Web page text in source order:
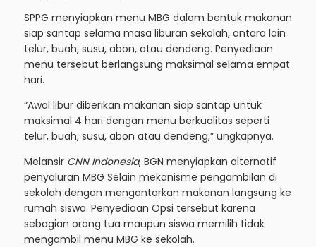
SPPG menyiapkan menu MBG dalam bentuk makanan
siap santap selama masa liburan sekolah, antara lain
telur, buah, susu, abon, atau dendeng. Penyediaan
menu tersebut berlangsung maksimal selama empat
hari.
“Awal libur diberikan makanan siap santap untuk
maksimal 4 hari dengan menu berkualitas seperti
telur, buah, susu, abon atau dendeng,” ungkapnya.
Melansir CNN Indonesia, BGN menyiapkan alternatif
penyaluran MBG Selain mekanisme pengambilan di
sekolah dengan mengantarkan makanan langsung ke
rumah siswa. Penyediaan Opsi tersebut karena
sebagian orang tua maupun siswa memilih tidak
mengambil menu MBG ke sekolah.